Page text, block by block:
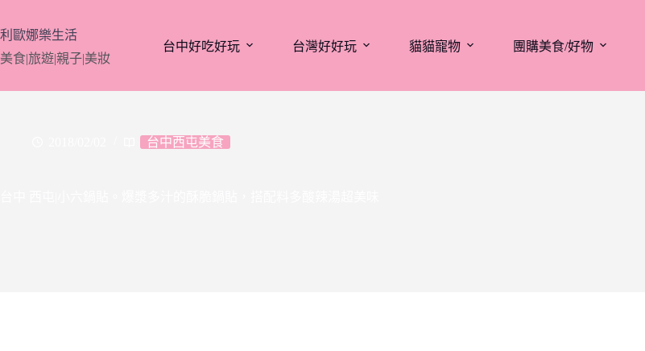
至
主
要
利歐娜樂生活
美食|旅遊|親子|美妝
台中好吃好玩 台灣好好玩 貓貓寵物 團購美食/好物
台中西屯美食